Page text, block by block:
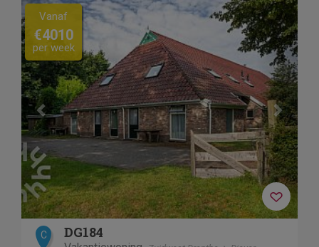
Previous Next
Vanaf
€4010
per week
C DG184